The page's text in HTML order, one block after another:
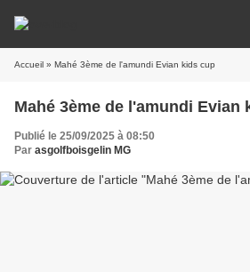
Accueil » Mahé 3ème de l'amundi Evian kids cup
Mahé 3ème de l'amundi Evian
Publié le 25/09/2025 à 08:50
Par asgolfboisgelin MG